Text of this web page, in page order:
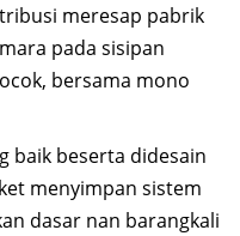
meresap pabrik
pada sisipan
bersama mono
baik beserta didesain
menyimpan sistem
dasar nan barangkali